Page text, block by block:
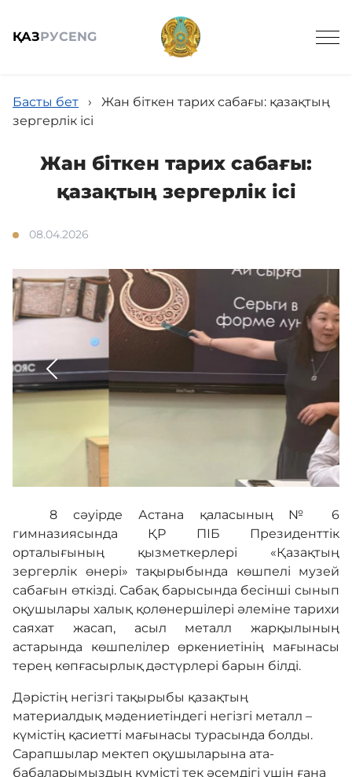
ҚАЗРУСENG
Жалпы мағлұмат
Анонстар
Жаңалықтар
Жұмыс кестесі
Сыбайлас жемқорлыққа қарсы іс-қимыл
Балдырғандар музей әлемімен танысты
Көпфункционалды зал
Адалдық алаңы
Нашар көретіндерге
арналған нұсқа
Басты бет ›
Жан біткен тарих сабағы: қазақтың
зергерлік ісі
Жан біткен тарих сабағы:
қазақтың зергерлік ісі
08.04.2026
8 сәуірде Астана қаласының № 6
гимназиясында ҚР ПІБ Президенттік
орталығының қызметкерлері «Қазақтың
зергерлік өнері» тақырыбында көшпелі музей
сабағын өткізді. Сабақ барысында бесінші сынып
оқушылары халық қолөнершілері әлеміне тарихи
саяхат жасап, асыл металл жарқылының
астарында көшпелілер өркениетінің мағынасы
терең көпғасырлық дәстүрлері барын білді.
Дәрістің негізгі тақырыбы қазақтың
материалдық мәдениетіндегі негізгі металл –
күмістің қасиетті мағынасы турасында болды.
Сарапшылар мектеп оқушыларына ата-
бабаларымыздың күмісті тек әсемдігі үшін ғана